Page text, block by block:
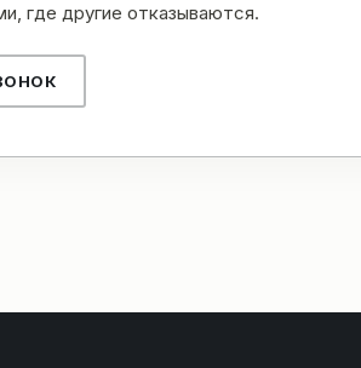
где другие отказываются.